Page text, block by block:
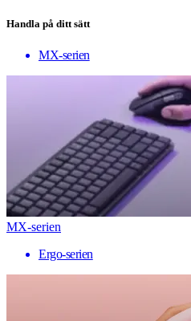
Handla på ditt sätt
MX-serien
MX-serien
Ergo-serien